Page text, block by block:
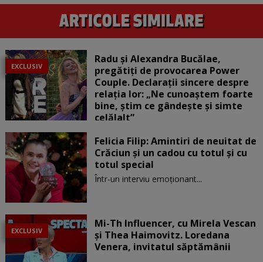
EXCLUSIV
Radu și Alexandra Bucălae,
pregătiți de provocarea Power
Couple. Declarații sincere despre
relația lor: „Ne cunoaștem foarte
bine, știm ce gândește și simte
celălalt”
Felicia Filip: Amintiri de neuitat de
Crăciun și un cadou cu totul și cu
totul special
Într-un interviu emoționant...
EXCLUSIV
Mi-Th Influencer, cu Mirela Vescan
şi Thea Haimovitz. Loredana
Venera, invitatul săptămânii